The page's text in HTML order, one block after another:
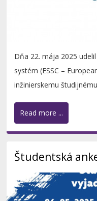
Dňa 22. mája 2025
systém (ESSC –
inžinierskemu
Read more ...
Študentská